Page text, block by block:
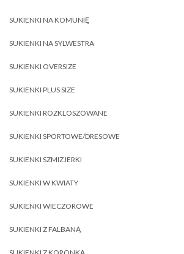
SUKIENKI NA KOMUNIĘ
SUKIENKI NA SYLWESTRA
SUKIENKI OVERSIZE
SUKIENKI PLUS SIZE
SUKIENKI ROZKLOSZOWANE
SUKIENKI SPORTOWE/DRESOWE
SUKIENKI SZMIZJERKI
SUKIENKI W KWIATY
SUKIENKI WIECZOROWE
SUKIENKI Z FALBANĄ